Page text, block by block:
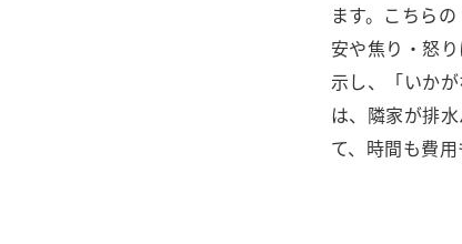
ます。こちら
安や焦り・怒
示し、「いか
は、隣家が排
て、時間も費